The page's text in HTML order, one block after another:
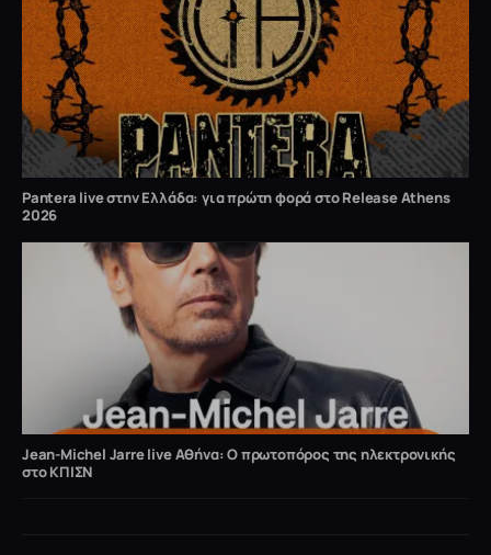
Pantera live στην Ελλάδα: για πρώτη φορά στο Release Athens
2026
Jean-Michel Jarre live Αθήνα: Ο πρωτοπόρος της ηλεκτρονικής
στο ΚΠΙΣΝ